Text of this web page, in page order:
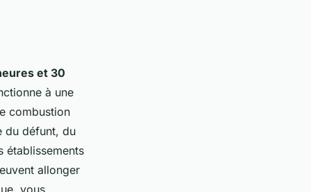
et 30
à une
combustion
du défunt, du
établissements
allonger